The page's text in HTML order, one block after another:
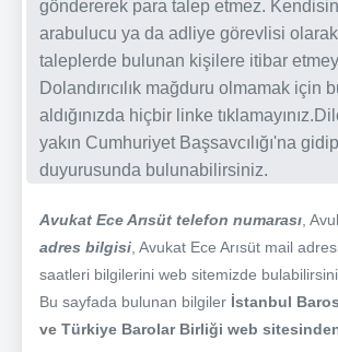
göndererek para talep etmez.
arabulucu ya da adliye görevlisi olarak
taleplerde bulunan kişilere itibar
Dolandırıcılık mağduru olmamak için
aldığınızda hiçbir linke
yakın Cumhuriyet Başsavcılığı'na
duyurusunda bulunabilirsiniz.
Avukat Ece Arısüt telefon numarası ,
adres bilgisi , Avukat Ece Arısüt mail
saatleri bilgilerini web sitemizde
Bu sayfada bulunan bilgiler İstanbul
ve Türkiye Barolar Birliği web sitesinden